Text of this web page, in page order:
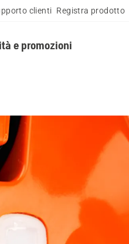
clienti Registra prodotto
e promozioni